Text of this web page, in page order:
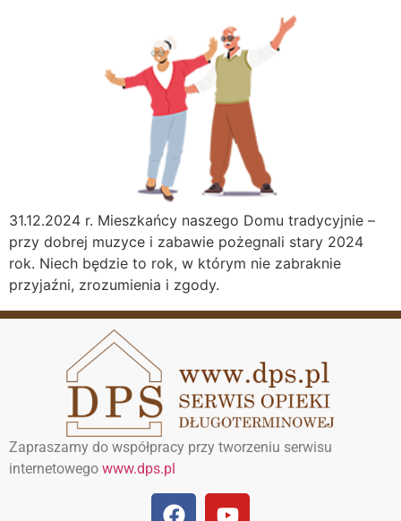
31.12.2024 r. Mieszkańcy naszego Domu tradycyjnie –
przy dobrej muzyce i zabawie pożegnali stary 2024
rok. Niech będzie to rok, w którym nie zabraknie
przyjaźni, zrozumienia i zgody.
Zapraszamy do współpracy przy tworzeniu serwisu
internetowego www.dps.pl